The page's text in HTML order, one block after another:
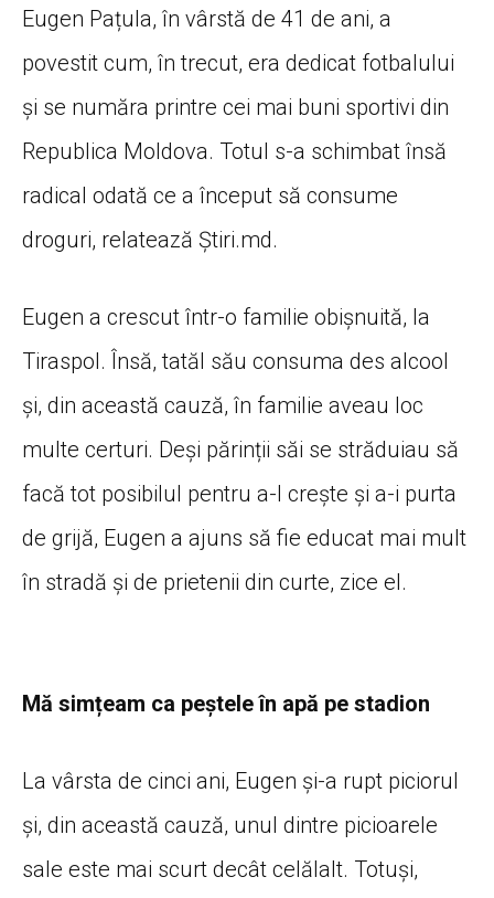
Eugen Pațula, în vârstă de 41 de ani, a
povestit cum, în trecut, era dedicat fotbalului
și se număra printre cei mai buni sportivi din
Republica Moldova. Totul s-a schimbat însă
radical odată ce a început să consume
droguri, relatează Știri.md.
Eugen a crescut într-o familie obișnuită, la
Tiraspol. Însă, tatăl său consuma des alcool
și, din această cauză, în familie aveau loc
multe certuri. Deși părinții săi se străduiau să
facă tot posibilul pentru a-l crește și a-i purta
de grijă, Eugen a ajuns să fie educat mai mult
în stradă și de prietenii din curte, zice el.
Mă simțeam ca peștele în apă pe stadion
La vârsta de cinci ani, Eugen și-a rupt piciorul
și, din această cauză, unul dintre picioarele
sale este mai scurt decât celălalt. Totuși,